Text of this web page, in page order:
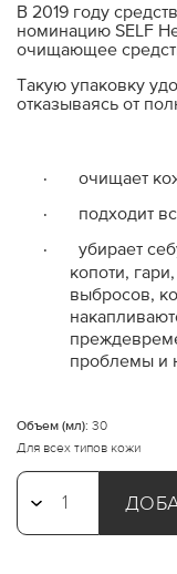
В 2019 году
номинацию SELF
очищающее
Такую упаковку
отказываясь от
·
очищает
·
подходит
·
убирает
копоти,
выбросов,
проблемы и
Объем (мл): 30
Для всех типов кожи